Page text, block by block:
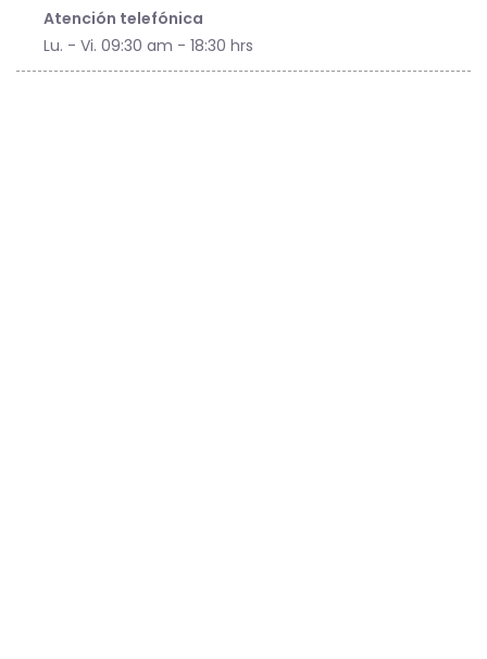
Atención telefónica
Lu. - Vi. 09:30 am - 18:30 hrs